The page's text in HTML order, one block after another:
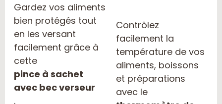
Gardez vos aliments
bien protégés tout
en les versant
facilement grâce à
cette
pince à sachet
avec bec verseur
.
Contrôlez
facilement la
température de vos
aliments, boissons
et préparations
avec le